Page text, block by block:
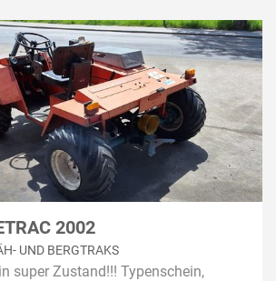
2002
UND BERGTRAKS
super Zustand!!! Typenschein,